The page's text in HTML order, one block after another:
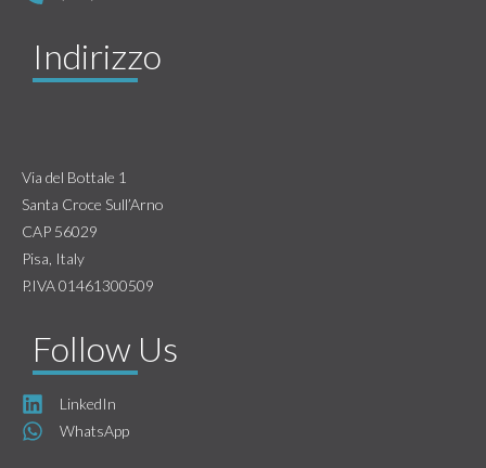
Indirizzo
Via del Bottale 1
Santa Croce Sull’Arno
CAP 56029
Pisa, Italy
P.IVA 01461300509
Follow Us
LinkedIn
WhatsApp